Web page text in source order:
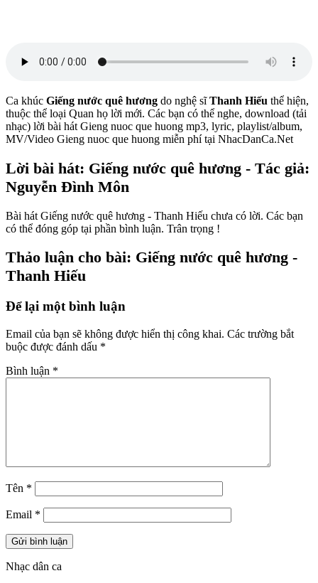
Ca khúc Giếng nước quê hương do nghệ sĩThanh Hiếu thể hiện,
thuộc thể loại Quan họ lời mới. Các bạn có thể nghe, download (tải
nhạc) lời bài hát Gieng nuoc que huong mp3, lyric, playlist/album,
MV/Video Gieng nuoc que huong miễn phí tại NhacDanCa.Net
Lời bài hát: Giếng nước quê hương - Tác giả:
Nguyễn Đình Môn
Bài hát Giếng nước quê hương - Thanh Hiếu chưa có lời. Các bạn
có thể đóng góp tại phần bình luận. Trân trọng !
Thảo luận cho bài: Giếng nước quê hương -
Thanh Hiếu
Để lại một bình luận
Email của bạn sẽ không được hiển thị công khai. Các trường bắt
buộc được đánh dấu *
Bình luận *
Tên *
Email *
Nhạc dân ca